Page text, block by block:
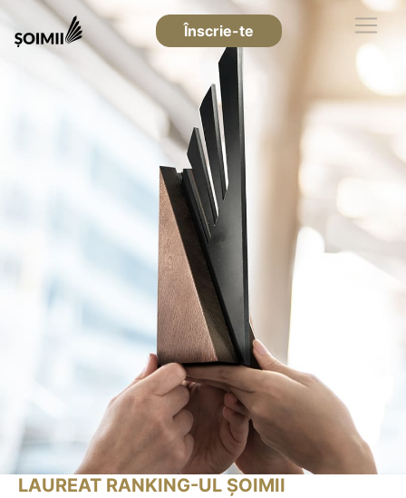
Înscrie-te
LAUREAT RANKING-UL ȘOIMII